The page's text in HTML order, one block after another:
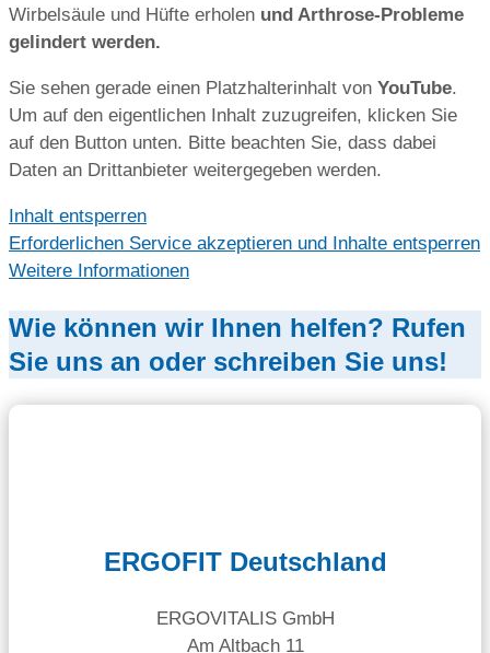
Wirbelsäule und Hüfte erholen und Arthrose-Probleme
gelindert werden.
Sie sehen gerade einen Platzhalterinhalt von YouTube.
Um auf den eigentlichen Inhalt zuzugreifen, klicken Sie
auf den Button unten. Bitte beachten Sie, dass dabei
Daten an Drittanbieter weitergegeben werden.
Inhalt entsperren
Erforderlichen Service akzeptieren und Inhalte entsperren
Weitere Informationen
Wie können wir Ihnen helfen? Rufen
Sie uns an oder schreiben Sie uns!
ERGOFIT Deutschland
ERGOVITALIS GmbH
Am Altbach 11